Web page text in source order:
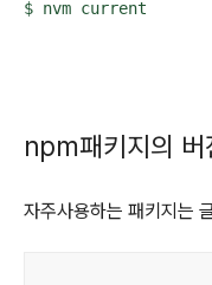
$ nvm current
npm패키지의 버
자주사용하는 패키지는